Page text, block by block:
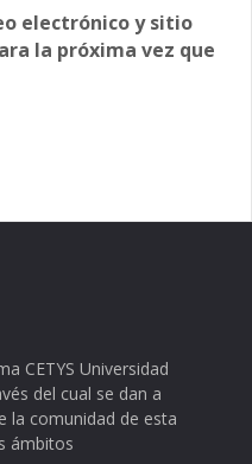
electrónico y sitio
la próxima vez que
CETYS Universidad
del cual se dan a
la comunidad de esta
ámbitos